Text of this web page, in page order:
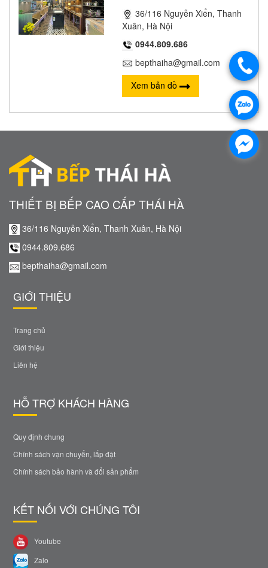
36/116 Nguyễn Xiển, Thanh
Xuân, Hà Nội
0944.809.686
bepthaiha@gmail.com
Xem bản đồ
THIẾT BỊ BẾP CAO CẤP THÁI HÀ
36/116 Nguyễn Xiển, Thanh Xuân, Hà Nội
0944.809.686
bepthaiha@gmail.com
GIỚI THIỆU
Trang chủ
Giới thiệu
Liên hệ
HỖ TRỢ KHÁCH HÀNG
Quy định chung
Chính sách vận chuyển, lắp đặt
Chính sách bảo hành và đổi sản phẩm
KẾT NỐI VỚI CHÚNG TÔI
Youtube
Zalo